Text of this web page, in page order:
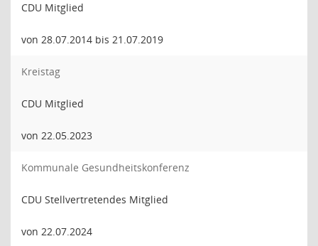
CDU Mitglied
von 28.07.2014 bis 21.07.2019
Kreistag
CDU Mitglied
von 22.05.2023
Kommunale Gesundheitskonferenz
CDU Stellvertretendes Mitglied
von 22.07.2024